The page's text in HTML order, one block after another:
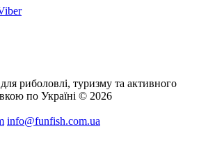
риболовлі, туризму та активного
по Україні © 2026
info@funfish.com.ua